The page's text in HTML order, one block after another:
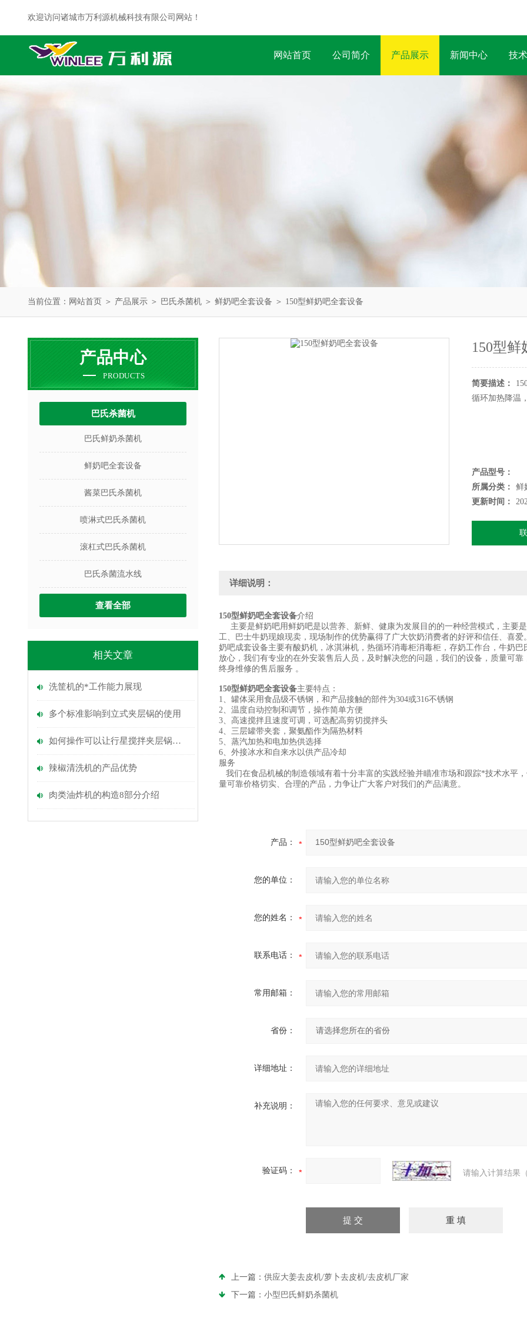
欢迎访问诸城市万利源机械科技有限公司网站！
网站首页 公司简介 产品展示 新闻中心 技
当前位置： 网站首页 ＞ 产品展示 ＞ 巴氏杀菌机 ＞ 鲜奶吧全套设备 ＞ 150型鲜奶吧全套设备
产品中心
PRODUCTS
巴氏杀菌机
巴氏鲜奶杀菌机
鲜奶吧全套设备
酱菜巴氏杀菌机
喷淋式巴氏杀菌机
滚杠式巴氏杀菌机
巴氏杀菌流水线
查看全部
相关文章
洗筐机的*工作能力展现
多个标准影响到立式夹层锅的使用
如何操作可以让行星搅拌夹层锅搅拌混合
辣椒清洗机的产品优势
肉类油炸机的构造8部分介绍
150型鲜
简要描述：
循环加热降温
产品型号：
所属分类：
鲜
更新时间：
详细说明：
150型鲜奶吧全套设备介绍
主要是鲜奶吧用鲜奶吧是以营养、新鲜、健康为发展目的的一种经营模式，主要
工、巴士牛奶现娘现卖，现场制作的优势赢得了广大饮奶消费者的好评和信任、喜
奶吧成套设备主要有酸奶机，冰淇淋机，热循环消毒柜消毒柜，存奶工作台，牛奶
放心，我们有专业的在外安装售后人员，及时解决您的问题，我们的设备，质量可
终身维修的售后服务 。
150型鲜奶吧全套设备主要特点：
1、罐体采用食品级不锈钢，和产品接触的部件为304或316不锈钢
2、温度自动控制和调节，操作简单方便
3、高速搅拌且速度可调，可选配高剪切搅拌头
4、三层罐带夹套，聚氨酯作为隔热材料
5、蒸汽加热和电加热供选择
6、外接冰水和自来水以供产品冷却
服务
我们在食品机械的制造领域有着十分丰富的实践经验并瞄准市场和跟踪*技术水平
量可靠价格切实、合理的产品，力争让广大客户对我们的产品满意。
产品：
您的单位：
您的姓名：
联系电话：
常用邮箱：
省份：
详细地址：
补充说明：
验证码： 请输入计算结果
上一篇： 供应大姜去皮机/萝卜去皮机/去皮机厂家
下一篇： 小型巴氏鲜奶杀菌机